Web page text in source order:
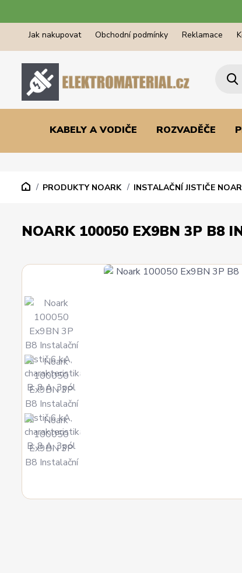
Jak nakupovat Obchodní podmínky Reklamace
KABELY A VODIČE ROZVADĚČE
PRODUKTY NOARK INSTALAČNÍ JISTIČE
NOARK 100050 EX9BN 3P B8